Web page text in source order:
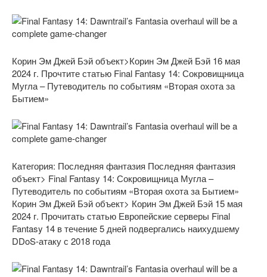
Корин Эм Джей Бэй объект>Корин Эм Джей Бэй 16 мая
2024 г. Прочтите статью Final Fantasy 14: Сокровищница
Мугла – Путеводитель по событиям «Вторая охота за
Бытием»
Категория: Последняя фантазия Последняя фантазия
объект> Final Fantasy 14: Сокровищница Мугла –
Путеводитель по событиям «Вторая охота за Бытием»
Корин Эм Джей Бэй объект> Корин Эм Джей Бэй 15 мая
2024 г. Прочитать статью Европейские серверы Final
Fantasy 14 в течение 5 дней подвергались наихудшему
DDoS-атаку с 2018 года